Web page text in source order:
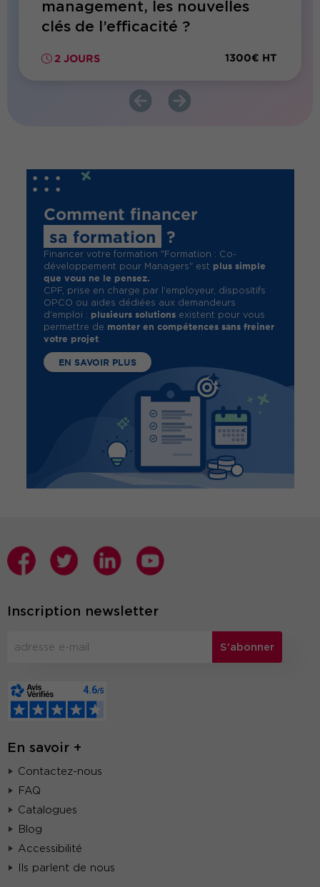
management, les nouvelles
clés de l’efficacité ?
2 JOURS 1300€ HT
Comment financer
sa formation
?
Financer votre formation "Formation : Co-
développement pour Managers" est plus simple
que vous ne le pensez.
CPF, prise en charge par l'employeur, dispositifs
OPCO ou aides dédiées aux demandeurs
d'emploi : plusieurs solutionsexistent pour vous
permettre de monter en compétences sans freiner
votre projet.
EN SAVOIR PLUS
Inscription newsletter
S'abonner
En savoir +
Contactez-nous
FAQ
Catalogues
Blog
Accessibilité
Ils parlent de nous